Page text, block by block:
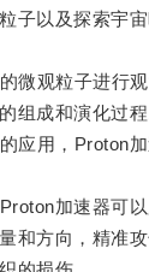
子以及探索宇
观粒子进行观
组成和演化过程
用，Proton加
加速器可以
和方向，精准